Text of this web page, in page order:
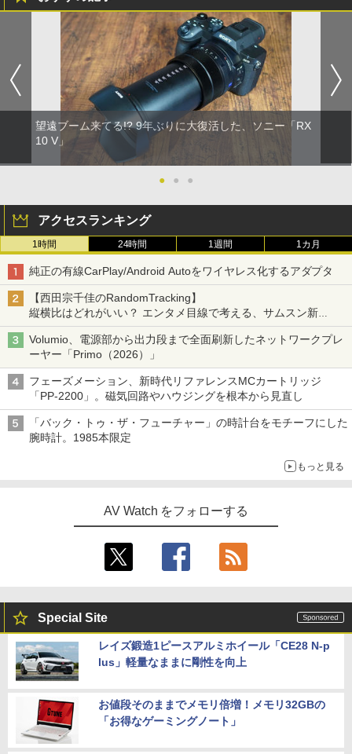
望遠ブーム来てる!? 9年ぶりに大復活した、ソニー「RX
10 V」
● ● ●
アクセスランキング
1時間 24時間 1週間 1カ月
純正の有線CarPlay/Android Autoをワイヤレス化するアダプタ
【西田宗千佳のRandomTracking】
縦横比はどれがいい？ エンタメ目線で考える、サムスン新
「Galaxy Z Fold」
Volumio、電源部から出力段まで全面刷新したネットワークプレ
ーヤー「Primo（2026）」
フェーズメーション、新時代リファレンスMCカートリッジ
「PP-2200」。磁気回路やハウジングを根本から見直し
「バック・トゥ・ザ・フューチャー」の時計台をモチーフにした
腕時計。1985本限定
もっと見る
AV Watch をフォローする
Special Site
レイズ鍛造1ピースアルミホイール「CE28 N-p
lus」軽量なままに剛性を向上
お値段そのままでメモリ倍増！メモリ32GBの
「お得なゲーミングノート」